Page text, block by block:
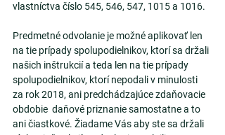
vlastníctva číslo 545, 546, 547, 1015 a 1016.
Predmetné odvolanie je možné aplikovať len
na tie prípady spolupodielnikov, ktorí sa držali
našich inštrukcií a teda len na tie prípady
spolupodielnikov, ktorí nepodali v minulosti
za rok 2018, ani predchádzajúce zdaňovacie
obdobie  daňové priznanie samostatne a to
ani čiastkové. Žiadame Vás aby ste sa držali